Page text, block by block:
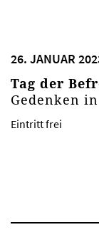
26. JANUAR
Tag der
Gedenken
Eintritt frei